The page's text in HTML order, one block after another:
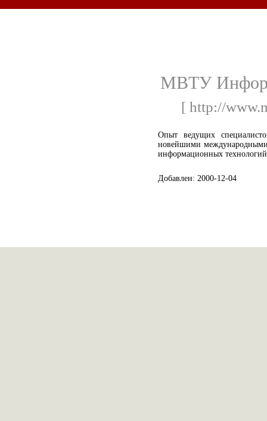
МВТУ
[ http://
Опыт ведущих
новейшими международными
информационных технологий
Добавлен: 2000-12-04